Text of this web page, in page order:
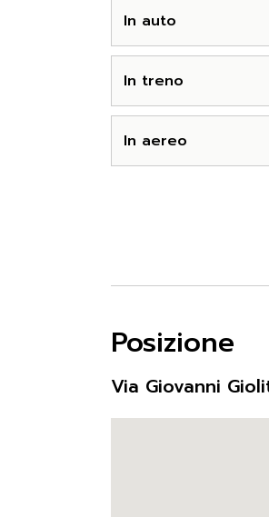
In auto
In treno
In aereo
Posizione
Via Giovanni